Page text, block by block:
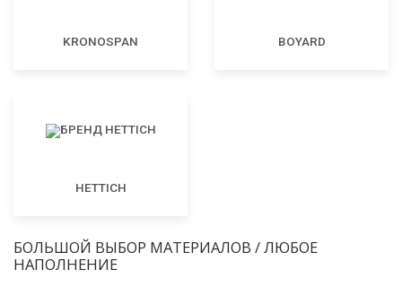
KRONOSPAN BOYARD
HETTICH
БОЛЬШОЙ ВЫБОР МАТЕРИАЛОВ / ЛЮБОЕ
НАПОЛНЕНИЕ